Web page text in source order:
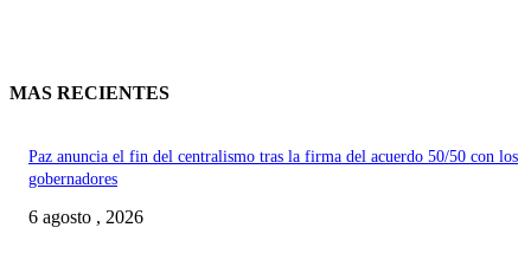
MAS RECIENTES
Paz anuncia el fin del centralismo tras la firma del acuerdo 50/50 con los
gobernadores
6 agosto , 2026